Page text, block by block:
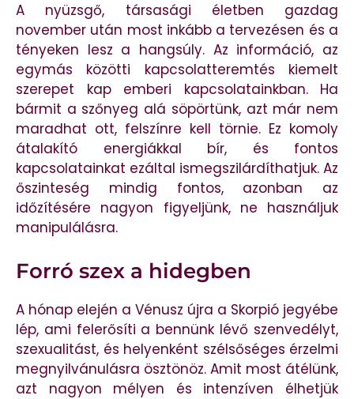
A nyüzsgő, társasági életben gazdag
november után most inkább a tervezésen és a
tényeken lesz a hangsúly. Az információ, az
egymás közötti kapcsolatteremtés kiemelt
szerepet kap emberi kapcsolatainkban. Ha
bármit a szőnyeg alá söpörtünk, azt már nem
maradhat ott, felszínre kell törnie. Ez komoly
átalakító energiákkal bír, és fontos
kapcsolatainkat ezáltal ismegszilárdíthatjuk. Az
őszinteség mindig fontos, azonban az
időzítésére nagyon figyeljünk, ne használjuk
manipulálásra.
Forró szex a hidegben
A hónap elején a Vénusz újra a Skorpió jegyébe
lép, ami felerősíti a bennünk lévő szenvedélyt,
szexualitást, és helyenként szélsőséges érzelmi
megnyilvánulásra ösztönöz. Amit most átélünk,
azt nagyon mélyen és intenzíven élhetjük